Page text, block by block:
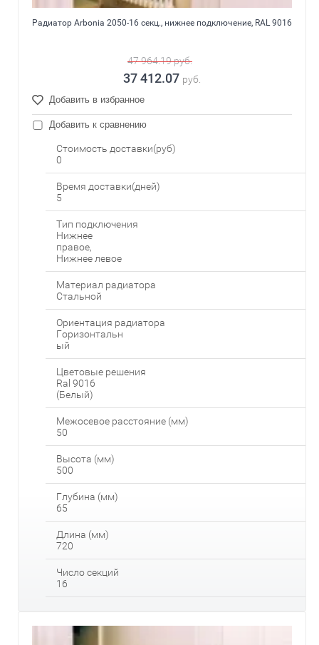
Радиатор Arbonia 2050-16 секц., нижнее подключение, RAL 9016
47 964.19руб.
37 412.07 руб.
Добавить в избранное
Добавить к сравнению
Стоимость доставки(руб)
0
Время доставки(дней)
5
Тип подключения
Нижнее
правое,
Нижнее левое
Материал радиатора
Стальной
Ориентация радиатора
Горизонтальн
ый
Цветовые решения
Ral 9016
(Белый)
Межосевое расстояние (мм)
50
Высота (мм)
500
Глубина (мм)
65
Длина (мм)
720
Число секций
16